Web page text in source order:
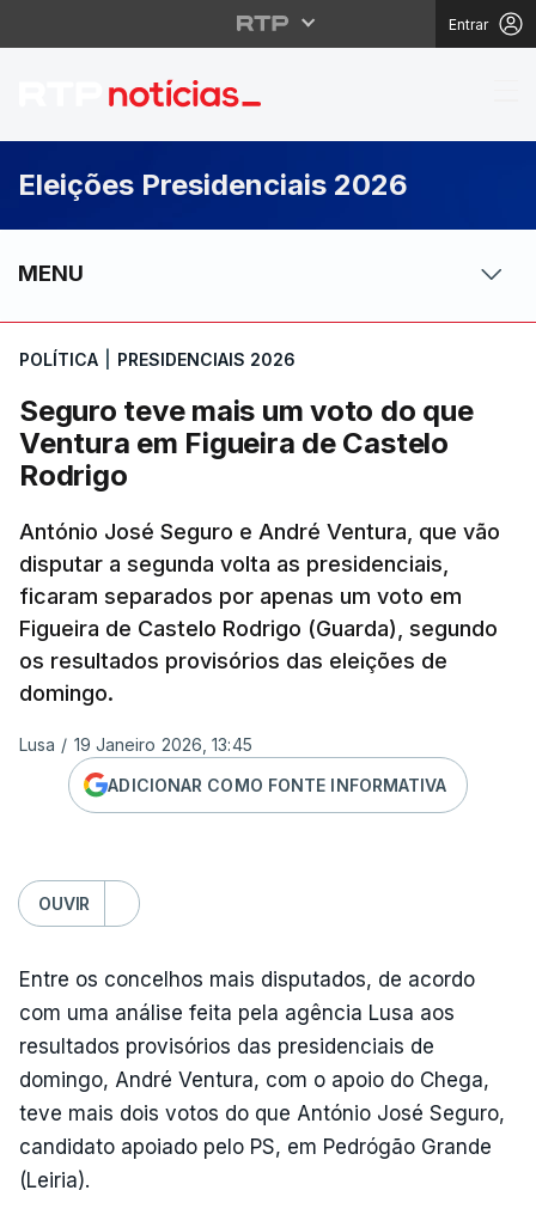
Entrar
Seguro teve mais um
Eleições Presidenciais 2026
MENU
POLÍTICA PRESIDENCIAIS 2026
Seguro teve mais um voto do que
Ventura em Figueira de Castelo
Rodrigo
António José Seguro e André Ventura, que vão
disputar a segunda volta as presidenciais,
ficaram separados por apenas um voto em
Figueira de Castelo Rodrigo (Guarda), segundo
os resultados provisórios das eleições de
domingo.
Lusa / 19 Janeiro 2026, 13:45
ADICIONAR COMO FONTE INFORMATIVA
OUVIR
Entre os concelhos mais disputados, de acordo
com uma análise feita pela agência Lusa aos
resultados provisórios das presidenciais de
domingo, André Ventura, com o apoio do Chega,
teve mais dois votos do que António José Seguro,
candidato apoiado pelo PS, em Pedrógão Grande
(Leiria).